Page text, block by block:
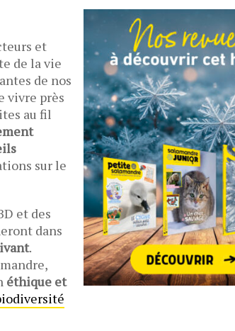
et
de la vie
de nos
vivre près
au fil
sur le
et des
dans
.
éthique et